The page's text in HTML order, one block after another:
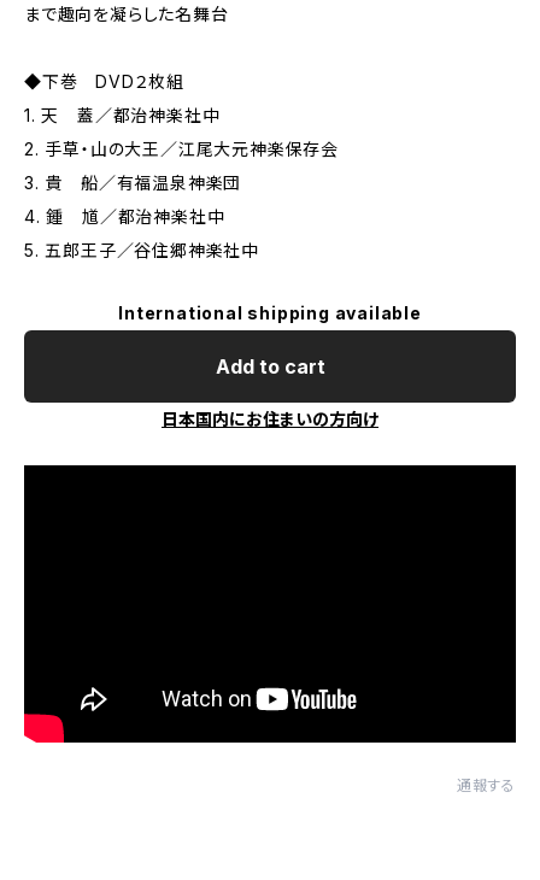
まで趣向を凝らした名舞台
◆下巻 DVD２枚組
1. 天 蓋／都治神楽社中
2. 手草・山の大王／江尾大元神楽保存会
3. 貴 船／有福温泉神楽団
4. 鍾 馗／都治神楽社中
5. 五郎王子／谷住郷神楽社中
International shipping available
Add to cart
日本国内にお住まいの方向け
通報する